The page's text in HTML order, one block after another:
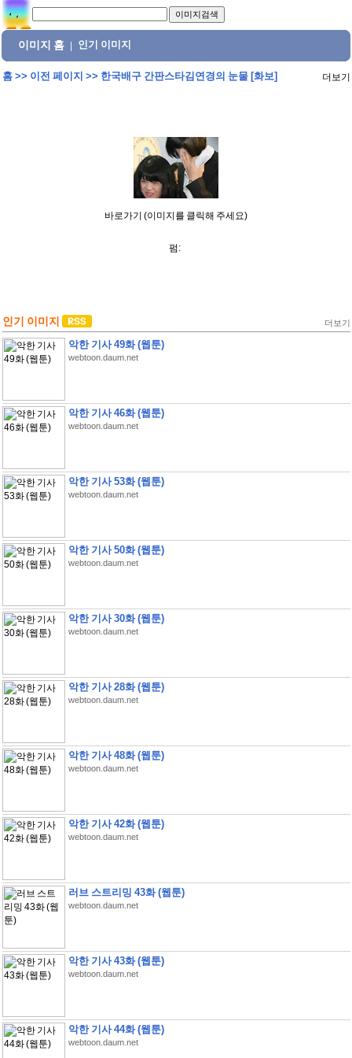
이미지 홈 인기 이미지
홈>> 이전 페이지 >> 한국배구 간판스타김연경의 눈물 [화보] 더보기
바로가기 (이미지를 클릭해 주세요)
펌:
인기 이미지 더보기
악한 기사 49화 (웹툰)
webtoon.daum.net
악한 기사 46화 (웹툰)
webtoon.daum.net
악한 기사 53화 (웹툰)
webtoon.daum.net
악한 기사 50화 (웹툰)
webtoon.daum.net
악한 기사 30화 (웹툰)
webtoon.daum.net
악한 기사 28화 (웹툰)
webtoon.daum.net
악한 기사 48화 (웹툰)
webtoon.daum.net
악한 기사 42화 (웹툰)
webtoon.daum.net
러브 스트리밍 43화 (웹툰)
webtoon.daum.net
악한 기사 43화 (웹툰)
webtoon.daum.net
악한 기사 44화 (웹툰)
webtoon.daum.net